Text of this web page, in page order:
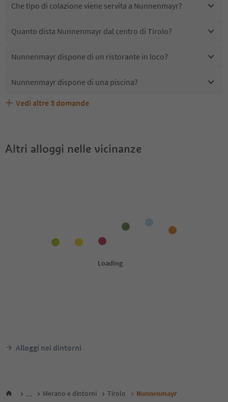
Che tipo di colazione viene servita a Nunnenmayr?
Quanto dista Nunnenmayr dal centro di Tirolo?
Nunnenmayr dispone di un ristorante in loco?
Nunnenmayr dispone di una piscina?
Nunnenmayr accetta animali domestici?
Quali servizi/attività sono disponibili presso
Gli ospiti di Nunnenmayr ricevono l'Alto Adige Guest
Vedi altre 3 domande
Altri alloggi nelle vicinanze
Alloggi nei dintorni
... Merano e dintorni Tirolo Nunnenmayr